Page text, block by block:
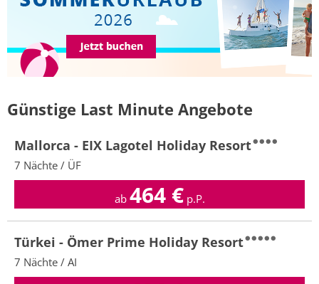
Günstige Last Minute Angebote
Mallorca - EIX Lagotel Holiday Resort
7 Nächte / ÜF
ab 464€ p.P.
Türkei - Ömer Prime Holiday Resort
7 Nächte / AI